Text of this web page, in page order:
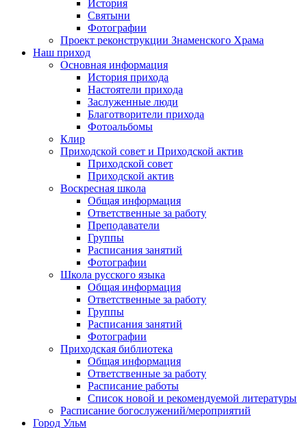
История
Святыни
Фотографии
Проект реконструкции Знаменского Храма
Наш приход
Основная информация
История прихода
Настоятели прихода
Заслуженные люди
Благотворители прихода
Фотоальбомы
Клир
Приходской совет и Приходской актив
Приходской совет
Приходской актив
Воскресная школа
Общая информация
Ответственные за работу
Преподаватели
Группы
Расписания занятий
Фотографии
Школа русского языка
Общая информация
Ответственные за работу
Группы
Расписания занятий
Фотографии
Приходская библиотека
Общая информация
Ответственные за работу
Расписание работы
Список новой и рекомендуемой литературы
Расписание богослужений/мероприятий
Город Ульм